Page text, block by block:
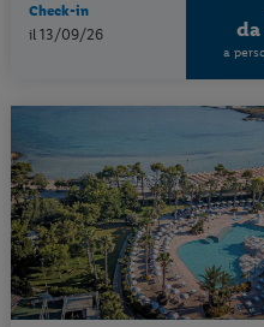
Check-in
il 13/09/26 da
a